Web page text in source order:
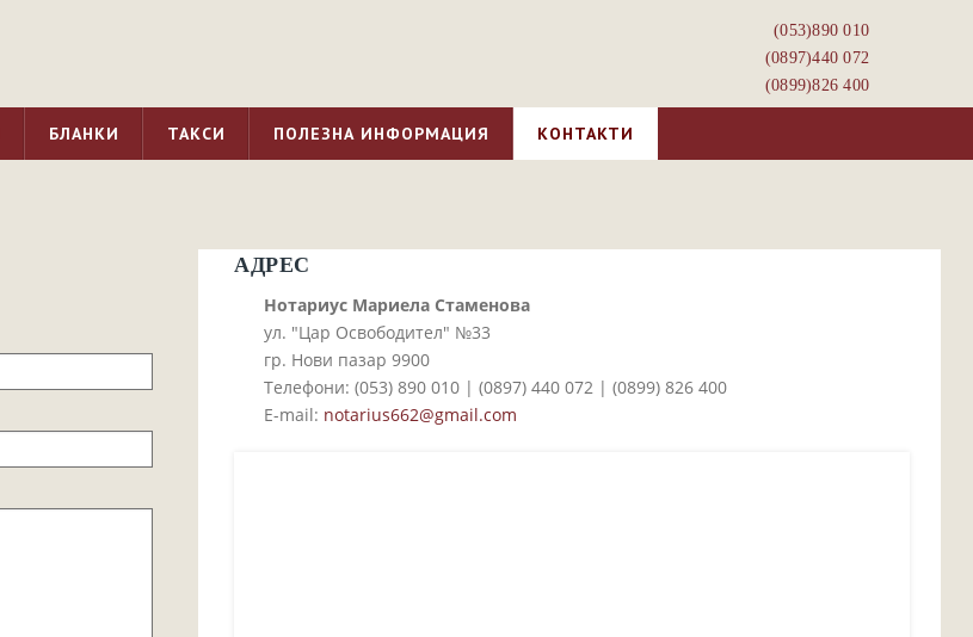
(053)­890 010
(0897)­440 072
(0899)­826 400
БЛАНКИ ТАКСИ ПОЛЕЗНА ИНФОРМАЦИЯ КОНТАКТИ
АДРЕС
Нотариус Мариела Стаменова
ул. "Цар Освободител" №33
гр. Нови пазар 9900
Телефони: (053)­ 890 010 | (0897)­ 440 072 | (0899)­ 826 400
E-mail: notarius662@gmail.com